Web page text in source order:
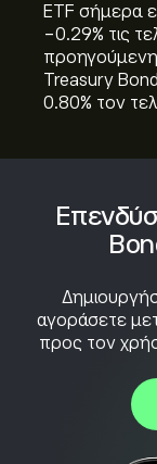
αγοράσετε
προς τον
ETF σήμερα
‎-0.29‎% τις
Treasury
‎0.80‎% τον